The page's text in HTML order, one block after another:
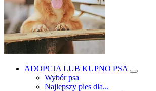
ADOPCJA LUB KUPNO PSA
Wybór psa
Najlepszy pies dla...